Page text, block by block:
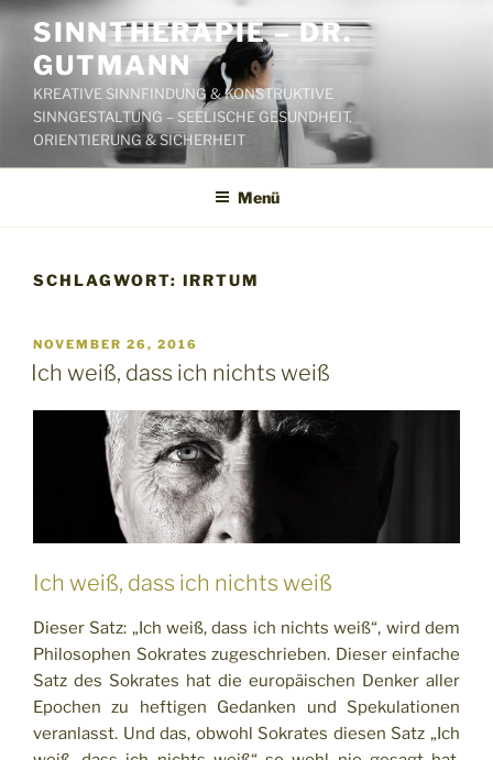
Zum
Inhalt
springen
SINNTHERAPIE – DR.
GUTMANN
KREATIVE SINNFINDUNG & KONSTRUKTIVE
SINNGESTALTUNG – SEELISCHE GESUNDHEIT,
ORIENTIERUNG & SICHERHEIT
Menü
SCHLAGWORT: IRRTUM
VERÖFFENTLICHT
AM
NOVEMBER 26, 2016
Ich weiß, dass ich nichts weiß
Ich weiß, dass ich nichts weiß
Dieser Satz: „Ich weiß, dass ich nichts weiß“, wird dem
Philosophen Sokrates zugeschrieben. Dieser einfache
Satz des Sokrates hat die europäischen Denker aller
Epochen zu heftigen Gedanken und Spekulationen
veranlasst. Und das, obwohl Sokrates diesen Satz „Ich